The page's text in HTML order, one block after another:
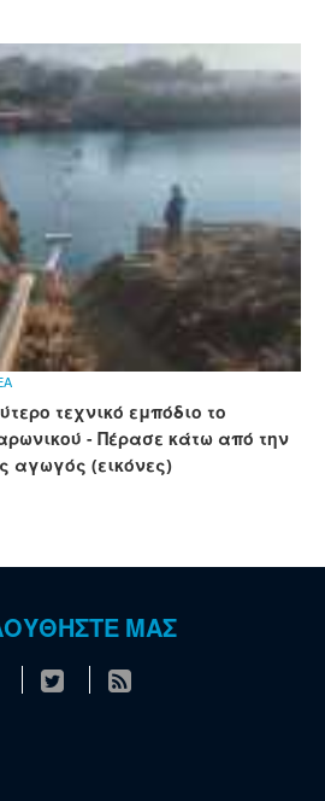
τεχνικό εμπόδιο το
- Πέρασε κάτω από την
αγωγός (εικόνες)
ΜΑΣ